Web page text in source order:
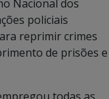
Nacional dos
policiais
reprimir crimes
de prisões e